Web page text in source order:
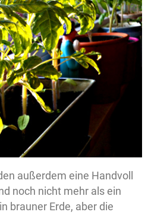
außerdem eine Handvoll
noch nicht mehr als ein
brauner Erde, aber die